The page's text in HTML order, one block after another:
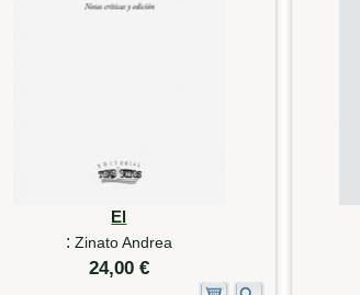
El
: Zinato Andrea
24,00 €